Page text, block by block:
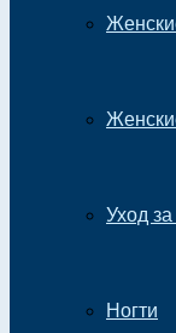
Уход
Ногти